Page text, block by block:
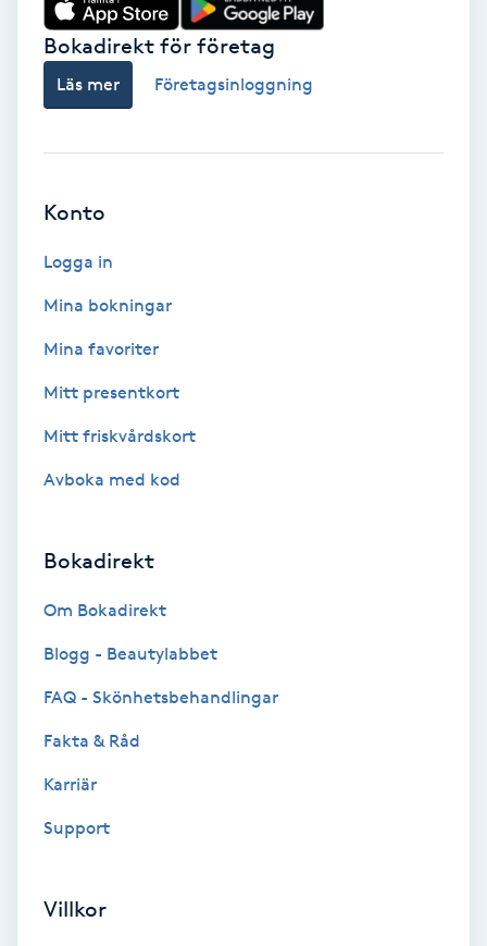
Damklippning
Dermapen
Enzympeeling
Extensions borttagning
Eyeliner-tatuering
Fet hårbotten
Fibromassage
Fillers
Fotmassage
Bokadirekt för företag
Läs mer Företagsinloggning
Konto
Logga in
Mina bokningar
Mina favoriter
Mitt presentkort
Mitt friskvårdskort
Avboka med kod
Bokadirekt
Om Bokadirekt
Blogg - Beautylabbet
FAQ - Skönhetsbehandlingar
Fakta & Råd
Karriär
Support
Villkor